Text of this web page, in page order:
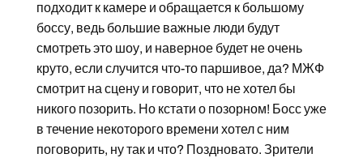
подходит к камере и обращается к большому
боссу, ведь большие важные люди будут
смотреть это шоу, и наверное будет не очень
круто, если случится что-то паршивое, да? МЖФ
смотрит на сцену и говорит, что не хотел бы
никого позорить. Но кстати о позорном! Босс уже
в течение некоторого времени хотел с ним
поговорить, ну так и что? Поздновато. Зрители